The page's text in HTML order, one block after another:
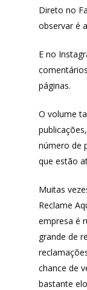
Direto no
observar é
E no
páginas.
O volume
número de
que estão
Muitas
Reclame
empresa é
grande de
chance de
bastante